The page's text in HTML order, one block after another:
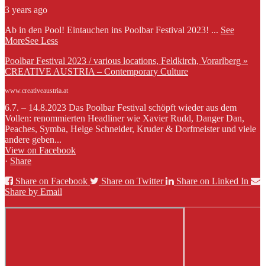
3 years ago
Ab in den Pool! Eintauchen ins Poolbar Festival 2023! ... See
MoreSee Less
Poolbar Festival 2023 / various locations, Feldkirch, Vorarlberg »
CREATIVE AUSTRIA – Contemporary Culture
www.creativeaustria.at
6.7. – 14.8.2023 Das Poolbar Festival schöpft wieder aus dem
Vollen: renommierten Headliner wie Xavier Rudd, Danger Dan,
Peaches, Symba, Helge Schneider, Kruder & Dorfmeister und viele
andere geben...
View on Facebook
· Share
Share on Facebook
Share on Twitter
Share on Linked In
Share by Email